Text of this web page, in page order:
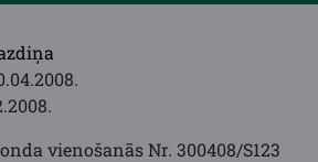
vienošanās Nr. 300408/S123